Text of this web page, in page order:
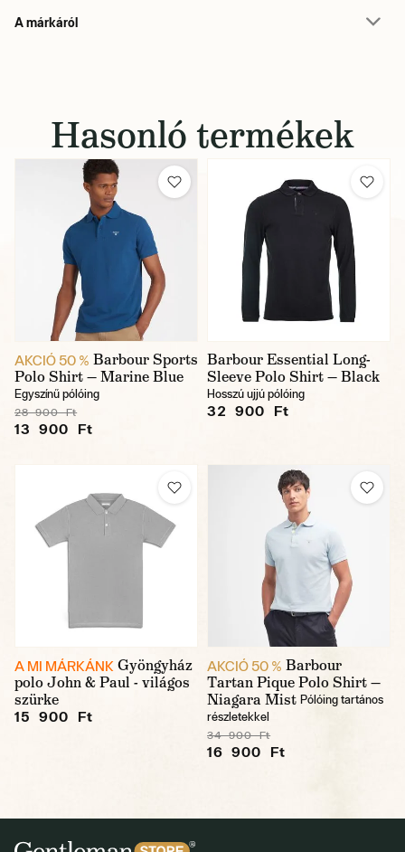
A márkáról
Hasonló termékek
AKCIÓ 50 % Barbour Sports
Polo Shirt — Marine Blue
Egyszínű pólóing
28 900 Ft
13 900 Ft
Barbour Essential Long-
Sleeve Polo Shirt — Black
Hosszú ujjú pólóing
32 900 Ft
A MI MÁRKÁNK Gyöngyház
polo John & Paul - világos
szürke
15 900 Ft
AKCIÓ 50 % Barbour
Tartan Pique Polo Shirt —
Niagara Mist Pólóing tartános
részletekkel
34 900 Ft
16 900 Ft